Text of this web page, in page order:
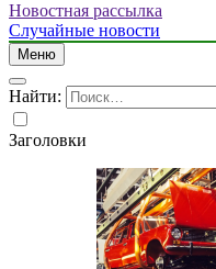
Новостная рассылка
Случайные новости
Меню
Найти:
Заголовки